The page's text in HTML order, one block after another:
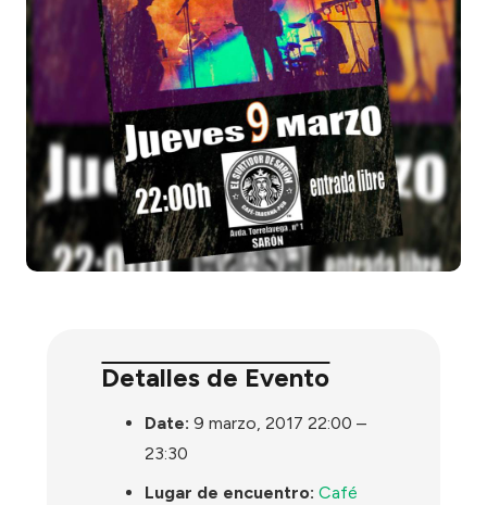
Detalles de Evento
Date: 9 marzo, 2017 22:00 –
23:30
Lugar de encuentro: Café